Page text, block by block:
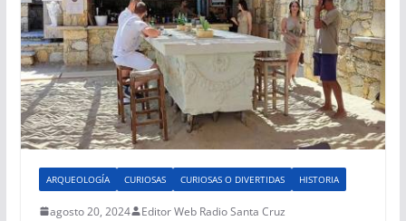
ARQUEOLOGÍA CURIOSAS CURIOSAS O DIVERTIDAS HISTORIA
agosto 20, 2024 Editor Web Radio Santa Cruz